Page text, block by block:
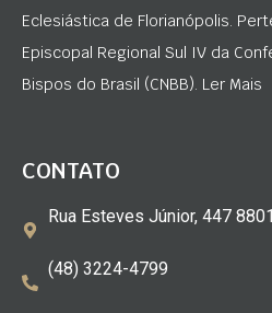
Eclesiástica de Florianópolis.
Episcopal Regional Sul IV da
Bispos do Brasil (CNBB). Ler Mais
CONTATO
Rua Esteves Júnior, 447
(48) 3224-4799